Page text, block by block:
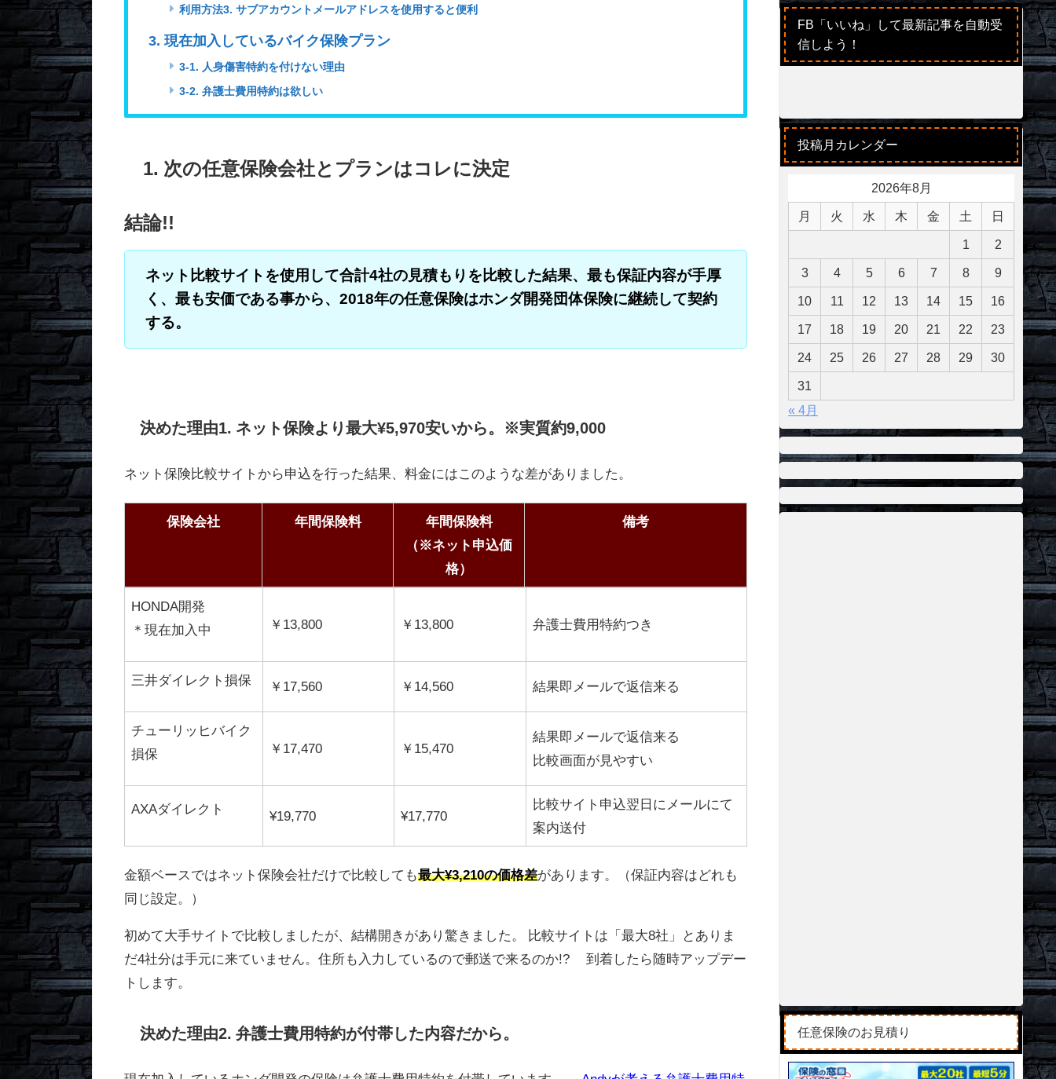
利用方法3. サブアカウントメールアドレスを使用すると便利
3. 現在加入しているバイク保険プラン
3-1. 人身傷害特約を付けない理由
3-2. 弁護士費用特約は欲しい
1. 次の任意保険会社とプランはコレに決定
結論!!
ネット比較サイトを使用して合計4社の見積もりを比較した結果、最も保証内容が手厚
く、最も安価である事から、2018年の任意保険はホンダ開発団体保険に継続して契約
する。
決めた理由1. ネット保険より最大¥5,970安いから。※実質約9,000
ネット保険比較サイトから申込を行った結果、料金にはこのような差がありました。
保険会社 年間保険料
年間保険料
（※ネット申込価
格）
備考
保険会社
（※ネット申込価
HONDA開発
＊現在加入中
￥13,800 ￥13,800 弁護士費用特約つき
三井ダイレクト損保 ￥17,560 ￥14,560 結果即メールで返信来る
チューリッヒバイク
損保
￥17,470 ￥15,470
結果即メールで返信来る
比較画面が見やすい
AXAダイレクト
¥19,770 ¥17,770
比較サイト申込翌日にメールにて
案内送付
金額ベースではネット保険会社だけで比較しても最大¥3,210の価格差があります。（保証内容はどれも
同じ設定。）
初めて大手サイトで比較しましたが、結構開きがあり驚きました。 比較サイトは「最大8社」とありま
だ4社分は手元に来ていません。住所も入力しているので郵送で来るのか!? 到着したら随時アップデー
トします。
決めた理由2. 弁護士費用特約が付帯した内容だから。
FB「いいね」して最新記事を自動受
信しよう！
投稿月カレンダー
2026年8月
月 火 水 木 金 土 日
1 2
3 4 5 6 7 8 9
10 11 12 13 14 15 16
17 18 19 20 21 22 23
24 25 26 27 28 29 30
31
« 4月
任意保険のお見積り